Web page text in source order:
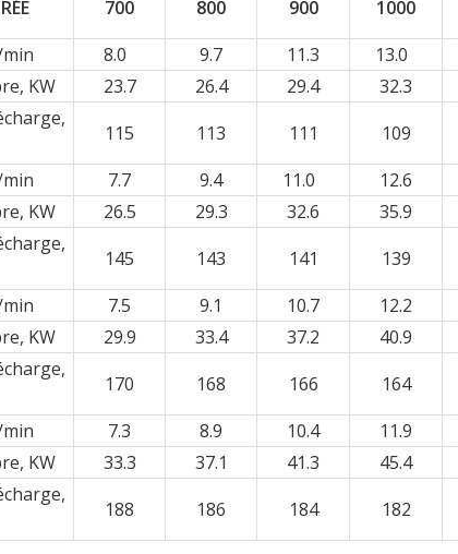
700 800 900 1000
8.0 9.7 11.3 13.0
KW
23.7 26.4 29.4 32.3
115 113 111 109
7.7 9.4 11.0 12.6
KW
26.5 29.3 32.6 35.9
145 143 141 139
7.5 9.1 10.7 12.2
KW
29.9 33.4 37.2 40.9
170 168 166 164
7.3 8.9 10.4
11.9
KW
33.3 37.1 41.3
45.4
188 186 184 182